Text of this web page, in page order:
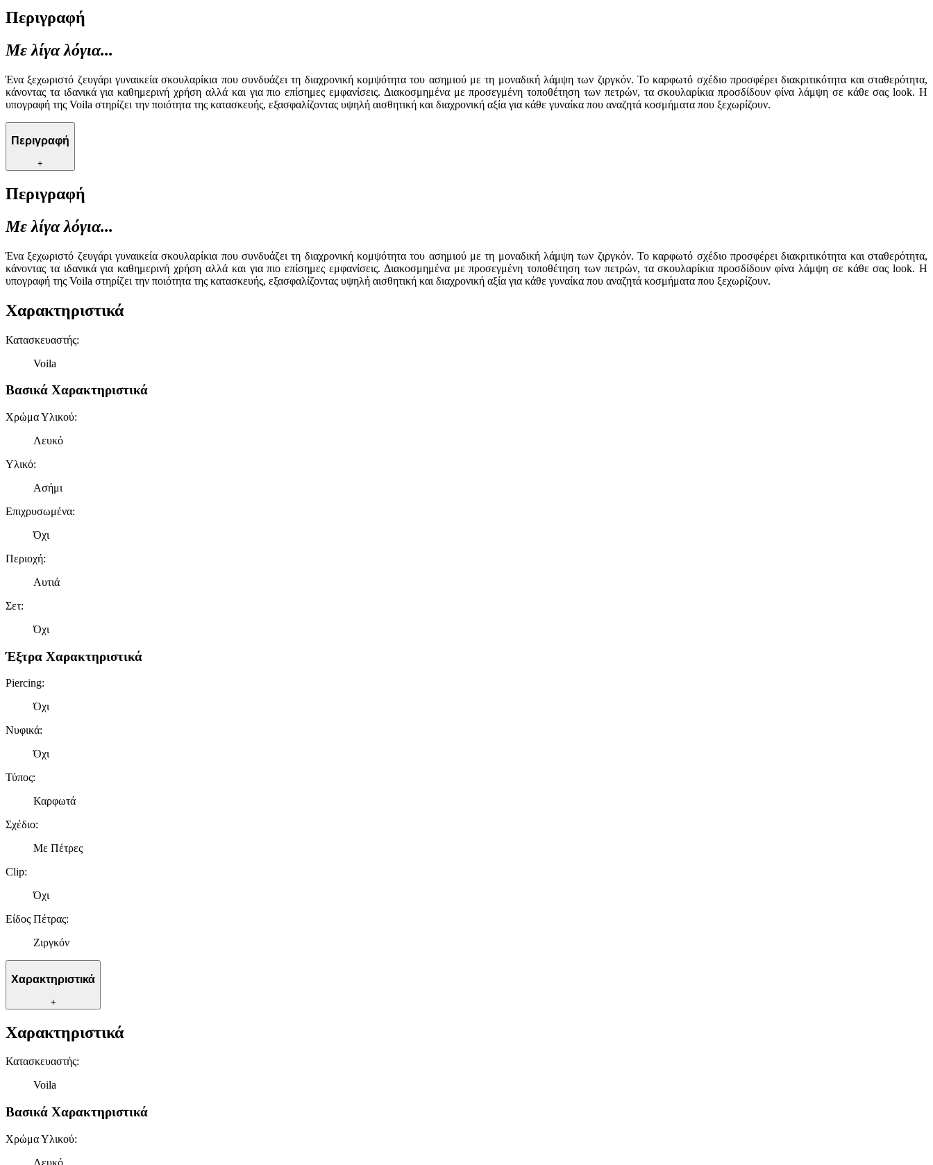
Περιγραφή
Με λίγα λόγια...
Ένα ξεχωριστό ζευγάρι γυναικεία σκουλαρίκια που συνδυάζει τη διαχρονική κομψότητα του ασημιού με τη μοναδική λάμψη των ζιργκόν. Το καρφωτό σχέδιο προσφέρει διακριτικότητα και σταθερότητα,
κάνοντας τα ιδανικά για καθημερινή χρήση αλλά και για πιο επίσημες εμφανίσεις. Διακοσμημένα με προσεγμένη τοποθέτηση των πετρών, τα σκουλαρίκια προσδίδουν φίνα λάμψη σε κάθε σας look. Η
υπογραφή της Voila στηρίζει την ποιότητα της κατασκευής, εξασφαλίζοντας υψηλή αισθητική και διαχρονική αξία για κάθε γυναίκα που αναζητά κοσμήματα που ξεχωρίζουν.
Περιγραφή
+
Περιγραφή
Με λίγα λόγια...
Ένα ξεχωριστό ζευγάρι γυναικεία σκουλαρίκια που συνδυάζει τη διαχρονική κομψότητα του ασημιού με τη μοναδική λάμψη των ζιργκόν. Το καρφωτό σχέδιο προσφέρει διακριτικότητα και σταθερότητα,
κάνοντας τα ιδανικά για καθημερινή χρήση αλλά και για πιο επίσημες εμφανίσεις. Διακοσμημένα με προσεγμένη τοποθέτηση των πετρών, τα σκουλαρίκια προσδίδουν φίνα λάμψη σε κάθε σας look. Η
υπογραφή της Voila στηρίζει την ποιότητα της κατασκευής, εξασφαλίζοντας υψηλή αισθητική και διαχρονική αξία για κάθε γυναίκα που αναζητά κοσμήματα που ξεχωρίζουν.
Χαρακτηριστικά
Κατασκευαστής:
Voila
Βασικά Χαρακτηριστικά
Χρώμα Υλικού:
Λευκό
Υλικό:
Ασήμι
Επιχρυσωμένα:
Όχι
Περιοχή:
Αυτιά
Σετ:
Όχι
Έξτρα Χαρακτηριστικά
Piercing:
Όχι
Νυφικά:
Όχι
Τύπος:
Καρφωτά
Σχέδιο:
Με Πέτρες
Clip:
Όχι
Είδος Πέτρας:
Ζιργκόν
Χαρακτηριστικά
+
Χαρακτηριστικά
Κατασκευαστής:
Voila
Βασικά Χαρακτηριστικά
Χρώμα Υλικού:
Λευκό